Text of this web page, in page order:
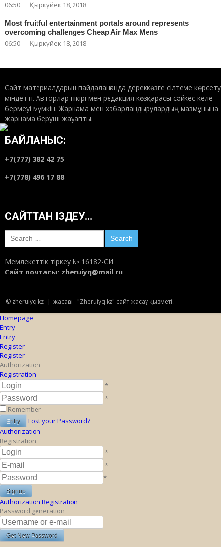
06:50 Қыркүйек 18, 2018
Most fruitful entertainment portals around represents
overcoming challenges Cheap Air Max Mens
06:50 Қыркүйек 18, 2018
Сайт материалдарын пайдаланғанда дереккөзге сілтеме көрсету
міндетті. Авторлар пікірі мен редакция көзқарасы сәйкес келе
бермеуі мүмкін. Жарнама мен хабарландырулардың мазмұнына
жарнама беруші жауапты.
БАЙЛАНЫС:
+7(777) 382 42 75
+7(778) 496 17 88
САЙТТАН ІЗДЕУ…
Search
for:
Мемлекеттік тіркеу № 16182-СИ
Сайт почтасы: zheruiyq@mail.ru
© zheruiyq.kz | жасаған "Zheruiyq.kz" сайт жасау қызметі .
Homepage
Entry
Entry
Register
Register
Authorization
Registration
*
*
Remember
Lost your Password?
Authorization
Registration
*
*
*
Authorization Registration
Password generation